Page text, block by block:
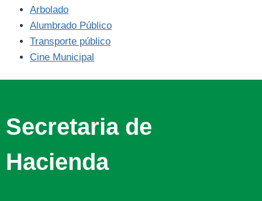
Arbolado
Alumbrado Público
Transporte público
Cine Municipal
Secretaria de
Hacienda